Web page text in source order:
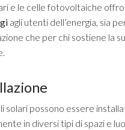
e le celle fotovoltaiche
agli utenti dell’energia, sia
che per chi sostiene la
solari possono essere
in diversi tipi di spazi e